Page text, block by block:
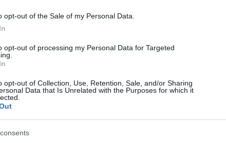
opt-out of the Sale of my Personal Data.
opt-out of processing my Personal Data for Targeted
opt-out of Collection, Use, Retention, Sale, and/or Sharing
Data that Is Unrelated with the Purposes for which it
nostra energia, il nostro Pianeta”. Questo
delle risorse energetiche, ma anche un
è chiaro: promuovere l’uso delle fonti
pulita entro il 2030. Questo traguardo
durante la Cop28 di Dubai, dove i negoziatori